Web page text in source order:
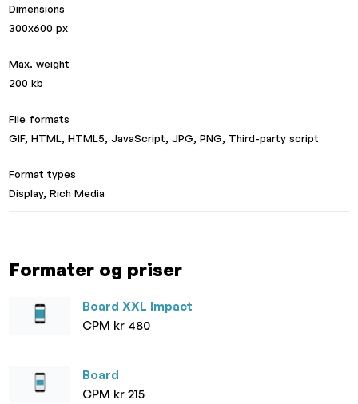
Dimensions
300x600 px
Max. weight
200 kb
File formats
GIF, HTML, HTML5, JavaScript, JPG, PNG, Third-party script
Format types
Display, Rich Media
Formater og priser
Board XXL Impact
CPM kr 480
Board
CPM kr 215